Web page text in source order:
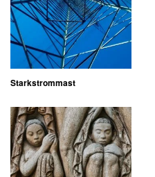
Starkstrommast